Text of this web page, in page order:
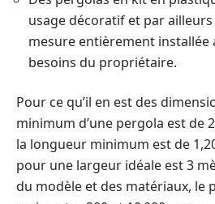
usage décoratif et par
mesure entièrement installée
besoins du propriétaire.
Pour ce qu’il en est des
minimum d’une pergola est de
la longueur minimum est de
pour une largeur idéale est 3
du modèle et des matériaux, le